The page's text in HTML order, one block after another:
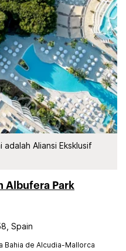
Aliansi Eksklusif
Albufera Park
Spain
Bahia de Alcudia-Mallorca